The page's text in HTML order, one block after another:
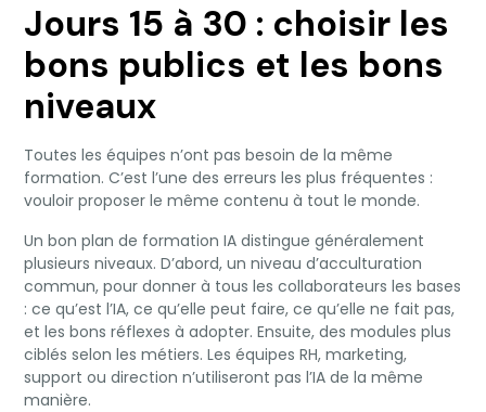
Jours 15 à 30 : choisir les
bons publics et les bons
niveaux
Toutes les équipes n’ont pas besoin de la même
formation. C’est l’une des erreurs les plus fréquentes :
vouloir proposer le même contenu à tout le monde.
Un bon plan de formation IA distingue généralement
plusieurs niveaux. D’abord, un niveau d’acculturation
commun, pour donner à tous les collaborateurs les bases
: ce qu’est l’IA, ce qu’elle peut faire, ce qu’elle ne fait pas,
et les bons réflexes à adopter. Ensuite, des modules plus
ciblés selon les métiers. Les équipes RH, marketing,
support ou direction n’utiliseront pas l’IA de la même
manière.